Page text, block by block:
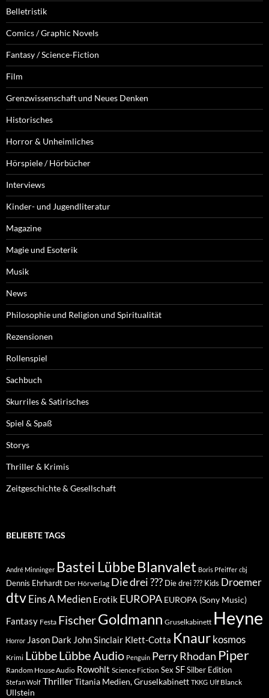
Belletristik
Comics / Graphic Novels
Fantasy / Science-Fiction
Film
Grenzwissenschaft und Neues Denken
Historisches
Horror & Unheimliches
Hörspiele / Hörbücher
Interviews
Kinder- und Jugendliteratur
Magazine
Magie und Esoterik
Musik
News
Philosophie und Religion und Spiritualität
Rezensionen
Rollenspiel
Sachbuch
Skurriles & Satirisches
Spiel & Spaß
Storys
Thriller & Krimis
Zeitgeschichte & Gesellschaft
BELIEBTE TAGS
André Minninger Bastei Lübbe Blanvalet Boris Pfeiffer cbj
Dennis Ehrhardt Der Hörverlag Die drei ??? Die drei ??? Kids Droemer
dtvEins A Medien Erotik EUROPA EUROPA (Sony Music)
Fantasy Festa FischerGoldmann Gruselkabinett Heyne
Horror Jason Dark John Sinclair Klett-Cotta Knaur kosmos
Krimi LübbeLübbe Audio Penguin Perry Rhodan Piper
Random House Audio Rowohlt Science Fiction Sex SFSilber Edition
Stefan Wolf ThrillerTitania Medien, Gruselkabinett TKKG Ulf Blanck
Ullstein